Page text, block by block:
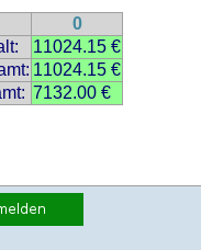
0
11024.15 €
11024.15 €
7132.00 €